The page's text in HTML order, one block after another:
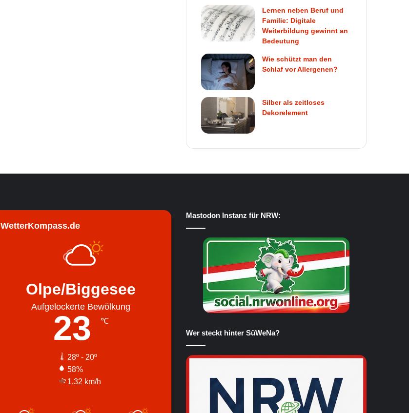
Lernen neben Beruf und
Familie: Digitale
Weiterbildung gewinnt an
Bedeutung
Wie schützt man den
Schlaf vor Allergenen?
Silber als zeitloses
Dekorelement
WetterKompass.de
Olpe/Biggesee
Aufgelockerte Bewölkung
23 ℃
28º - 20º
58%
1.32 km/h
Mastodon Instanz für NRW:
Wer steckt hinter SüWeNa?